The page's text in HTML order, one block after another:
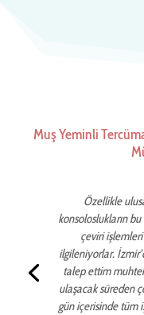
Muş Yeminli
Özellikle
konsoloslukların
çeviri
ilgileniyorlar.
talep ettim
ulaşacak süreden
gün içerisinde tüm